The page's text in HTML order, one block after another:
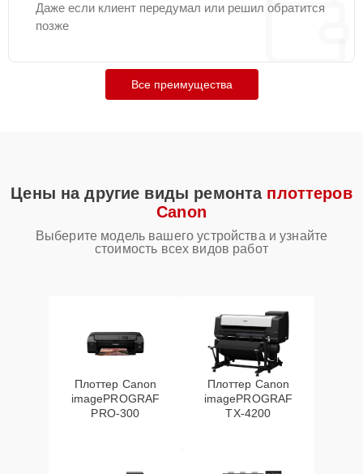
Даже если клиент передумал или решил обратится
позже
Все преимущества
Цены на другие виды ремонта плоттеров
Canon
Выберите модель вашего устройства и узнайте
стоимость всех видов работ
Плоттер Canon
imagePROGRAF
PRO-300
Плоттер Canon
imagePROGRAF
TX-4200